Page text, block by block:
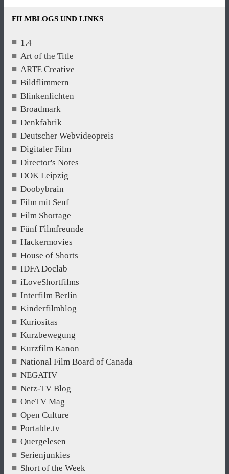
FILMBLOGS UND LINKS
1.4
Art of the Title
ARTE Creative
Bildflimmern
Blinkenlichten
Broadmark
Denkfabrik
Deutscher Webvideopreis
Digitaler Film
Director's Notes
DOK Leipzig
Doobybrain
Film mit Senf
Film Shortage
Fünf Filmfreunde
Hackermovies
House of Shorts
IDFA Doclab
iLoveShortfilms
Interfilm Berlin
Kinderfilmblog
Kuriositas
Kurzbewegung
Kurzfilm Kanon
National Film Board of Canada
NEGATIV
Netz-TV Blog
OneTV Mag
Open Culture
Portable.tv
Quergelesen
Serienjunkies
Short of the Week